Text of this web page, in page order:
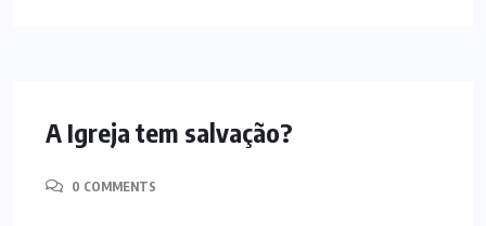
A Igreja tem salvação?
0 COMMENTS